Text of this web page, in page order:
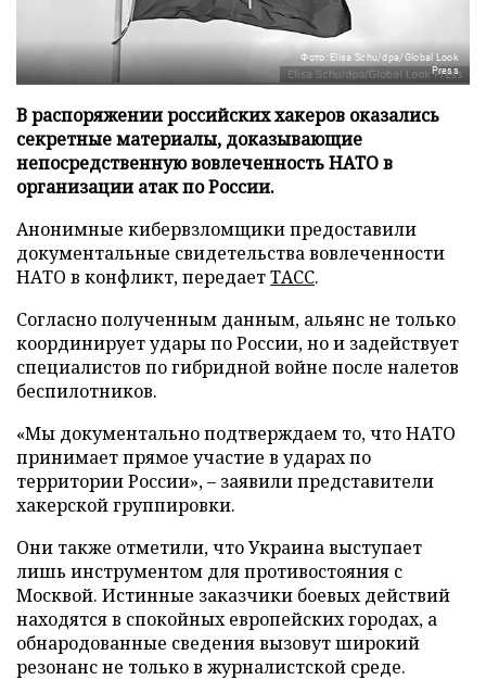
Фото: Elisa Schu/dpa/Global Look
Press
В распоряжении российских хакеров оказались
секретные материалы, доказывающие
непосредственную вовлеченность НАТО в
организации атак по России.
Анонимные кибервзломщики предоставили
документальные свидетельства вовлеченности
НАТО в конфликт, передаетТАСС.
Согласно полученным данным, альянс не только
координирует удары по России, но и задействует
специалистов по гибридной войне после налетов
беспилотников.
«Мы документально подтверждаем то, что НАТО
принимает прямое участие в ударах по
территории России», – заявили представители
хакерской группировки.
Они также отметили, что Украина выступает
лишь инструментом для противостояния с
Москвой. Истинные заказчики боевых действий
находятся в спокойных европейских городах, а
обнародованные сведения вызовут широкий
резонанс не только в журналистской среде.